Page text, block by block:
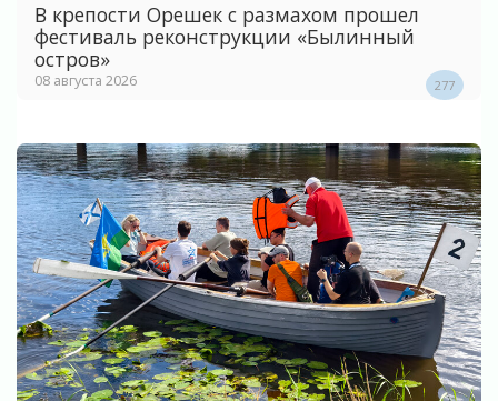
В крепости Орешек с размахом прошел
фестиваль реконструкции «Былинный
остров»
08 августа 2026 277